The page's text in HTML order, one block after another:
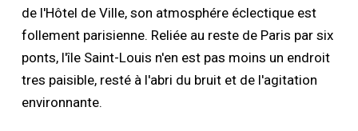
de l'Hôtel de Ville, son atmosphére éclectique est
follement parisienne. Reliée au reste de Paris par six
ponts, l'île Saint-Louis n'en est pas moins un endroit
tres paisible, resté à l'abri du bruit et de l'agitation
environnante.